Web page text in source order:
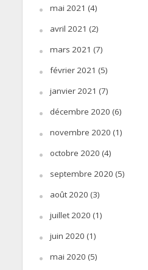
mai 2021 (4)
avril 2021 (2)
mars 2021 (7)
février 2021 (5)
janvier 2021 (7)
décembre 2020 (6)
novembre 2020 (1)
octobre 2020 (4)
septembre 2020 (5)
août 2020 (3)
juillet 2020 (1)
juin 2020 (1)
mai 2020 (5)